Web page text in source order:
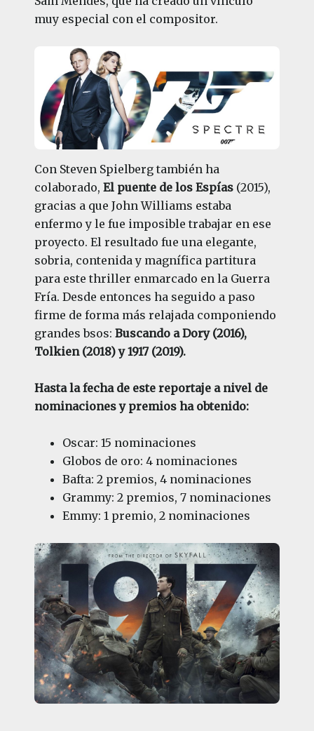
muy especial con el compositor.
Con Steven Spielberg también ha
colaborado, El puente de los Espías (2015),
gracias a que John Williams estaba
enfermo y le fue imposible trabajar en ese
proyecto. El resultado fue una elegante,
sobria, contenida y magnífica partitura
para este thriller enmarcado en la Guerra
Fría. Desde entonces ha seguido a paso
firme de forma más relajada componiendo
grandes bsos: Buscando a Dory (2016),
Tolkien (2018) y 1917 (2019).
Hasta la fecha de este reportaje a nivel de
nominaciones y premios ha obtenido:
Oscar: 15 nominaciones
Globos de oro: 4 nominaciones
Bafta: 2 premios, 4 nominaciones
Grammy: 2 premios, 7 nominaciones
Emmy: 1 premio, 2 nominaciones